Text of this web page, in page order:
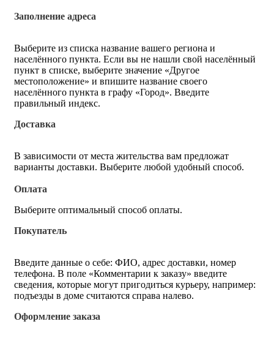
Заполнение адреса
Выберите из списка название вашего региона и
населённого пункта. Если вы не нашли свой населённый
пункт в списке, выберите значение «Другое
местоположение» и впишите название своего
населённого пункта в графу «Город». Введите
правильный индекс.
Доставка
В зависимости от места жительства вам предложат
варианты доставки. Выберите любой удобный способ.
Оплата
Выберите оптимальный способ оплаты.
Покупатель
Введите данные о себе: ФИО, адрес доставки, номер
телефона. В поле «Комментарии к заказу» введите
сведения, которые могут пригодиться курьеру, например:
подъезды в доме считаются справа налево.
Оформление заказа